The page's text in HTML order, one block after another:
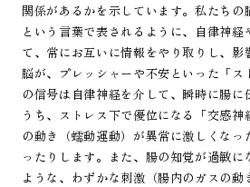
関係があるかを示しています。私たちの
という言葉で表されるように、自律神経
て、常にお互いに情報をやり取りし、影
脳が、プレッシャーや不安といった「ス
の信号は自律神経を介して、瞬時に腸に
うち、ストレス下で優位になる「交感
の動き（蠕動運動）が異常に激しくなっ
ったりします。また、腸の知覚が過敏に
ような、わずかな刺激（腸内のガスの